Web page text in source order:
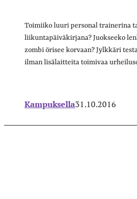
Toimiiko luuri personal trainerina
liikuntapäiväkirjana? Juokseeko
zombi örisee korvaan? Jylkkäri
ilman lisälaitteita toimivaa
Kampuksella31.10.2016